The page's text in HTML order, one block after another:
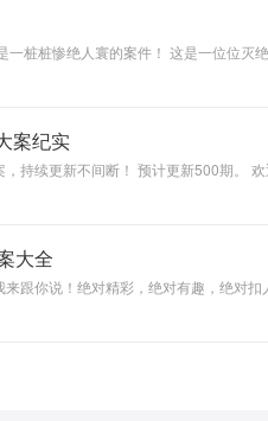
一桩桩惨绝人寰的案件！ 这是一位位灭
案纪实
持续更新不间断！ 预计更新500期。 欢
大全
一起起匪夷所思的大案要案，一点点易于忽视的蛛丝马迹，一个个惊险曲折的侦破过程，再现警方近年抓
实不是我的目的，我最重要的是想给大家剖析这些大案背后所折射出来